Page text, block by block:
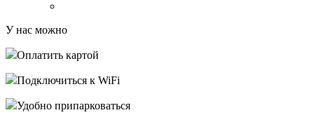
У нас можно
Оплатить картой
Подключиться к WiFi
Удобно припарковаться